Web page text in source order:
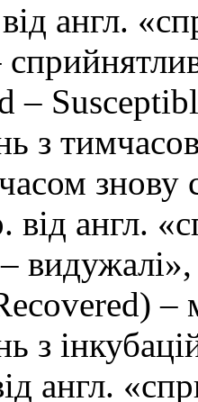
англ.
–
з
часом
англ.
–
–
з
англ.